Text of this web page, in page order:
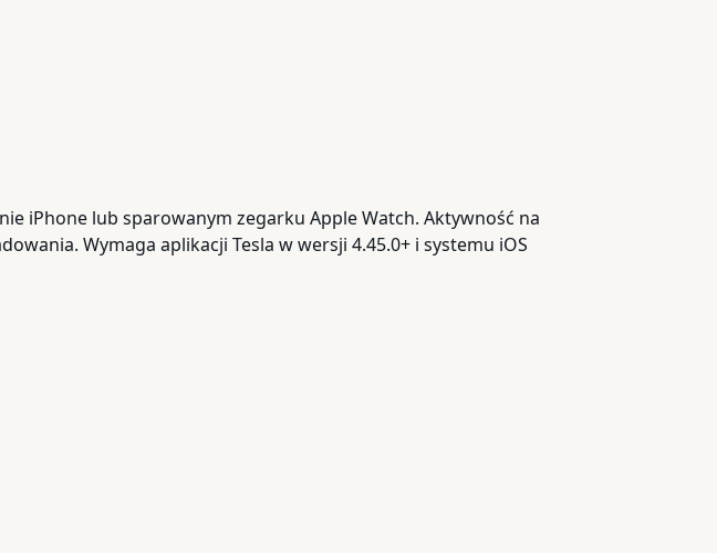
iPhone lub sparowanym zegarku Apple Watch. Aktywność na
Wymaga aplikacji Tesla w wersji 4.45.0+ i systemu iOS